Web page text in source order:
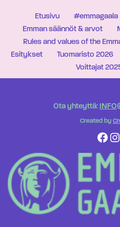
Etusivu #emmagaala
Emman säännöt & arvot
Rules and values of the
Esitykset
Tuomaristo 2026
Voittajat
Ota yhteyttä:
Created by